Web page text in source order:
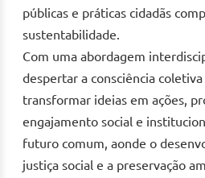
públicas e práticas cidadãs
sustentabilidade.
Com uma abordagem
despertar a consciência
transformar ideias em ações,
engajamento social e
futuro comum, aonde o
justiça social e a preservação